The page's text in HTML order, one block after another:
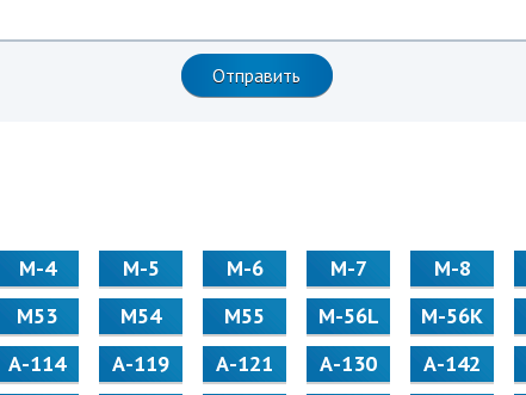
М-4 М-5 М-6 М-7 М-8
М53 М54 М55 M-56L M-56K
А-114 А-119 А-121 А-130 А-142